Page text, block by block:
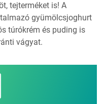
tejterméket is! A
gyümölcsjoghurt
túrókrém és puding is
vágyat.